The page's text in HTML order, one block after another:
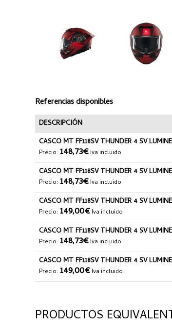
Referencias disponibles
DESCRIPCIÓN
CASCO MT FF118SV THUNDER 4 SV
Precio: 148,73€ Iva incluido
CASCO MT FF118SV THUNDER 4 SV
Precio: 148,73€ Iva incluido
CASCO MT FF118SV THUNDER 4 SV
Precio: 149,00€ Iva incluido
CASCO MT FF118SV THUNDER 4 SV
Precio: 148,73€ Iva incluido
CASCO MT FF118SV THUNDER 4 SV
Precio: 149,00€ Iva incluido
PRODUCTOS